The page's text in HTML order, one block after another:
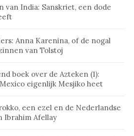
van India: Sanskriet, een dode
Anna Karenina, of de nogal
van Tolstoj
boek over de Azteken (1):
eigenlijk Mesjiko heet
een ezel en de Nederlandse
Ibrahim Afellay